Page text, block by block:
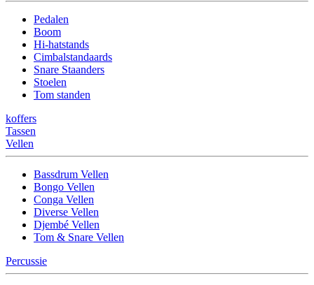
Pedalen
Boom
Hi-hatstands
Cimbalstandaards
Snare Staanders
Stoelen
Tom standen
koffers
Tassen
Vellen
Bassdrum Vellen
Bongo Vellen
Conga Vellen
Diverse Vellen
Djembé Vellen
Tom & Snare Vellen
Percussie